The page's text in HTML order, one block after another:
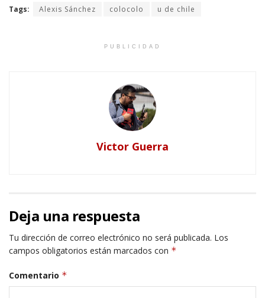
Tags: Alexis Sánchez colocolo u de chile
PUBLICIDAD
Victor Guerra
Deja una respuesta
Tu dirección de correo electrónico no será publicada. Los
campos obligatorios están marcados con *
Comentario *